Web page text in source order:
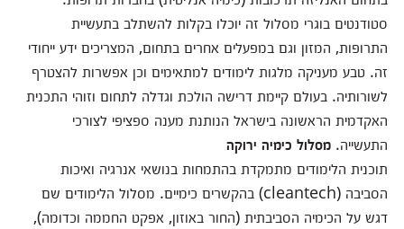
סטודנטים בוגרי מסלול זה יוכלו בקלות להשתלב בתעשיית
התרופות, המזון וגם במפעלים אחרים בתחום, המצריכים ידע ייחודי
זה. טבע מעניקה מלגות לימודים למתאימים וכן אפשרות להצטרף
לשורותיה. בעולם קיימת דרישה הולכת וגדלה לתחום וזוהי התכנית
האקדמית הראשונה בישראל הנותנת מענה ספציפי לצורכי
התעשייה. מסלול כימיה ירוקה
תוכנית הלימודים מתמקדת בהתמחות בנושאי אנרגיה ואיכות
הסביבה (cleantech) בהקשרים כימיים. מסלול הלימודים שם
דגש על הכימיה הסביבתית (החור באוזון, אפקט החממה וכדומה),